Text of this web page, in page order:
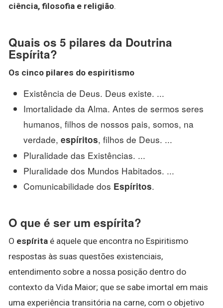
ciência, filosofia e religião.
Quais os 5 pilares da Doutrina
Espírita?
Os cinco pilares do espiritismo
Existência de Deus. Deus existe. ...
Imortalidade da Alma. Antes de sermos seres
humanos, filhos de nossos pais, somos, na
verdade, espíritos, filhos de Deus. ...
Pluralidade das Existências. ...
Pluralidade dos Mundos Habitados. ...
Comunicabilidade dos Espíritos.
O que é ser um espírita?
O espírita é aquele que encontra no Espiritismo
respostas às suas questões existenciais,
entendimento sobre a nossa posição dentro do
contexto da Vida Maior; que se sabe imortal em mais
uma experiência transitória na carne, com o objetivo